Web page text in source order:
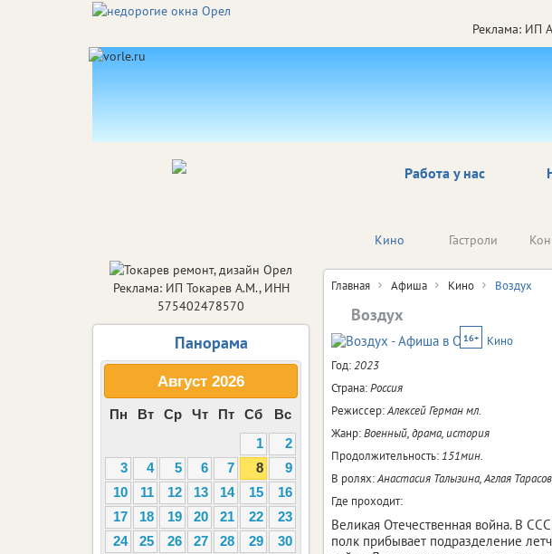
Реклама: ИП
Работа у нас
Кино Гастроли
Главная Афиша Кино Воздух
Воздух
16+
Кино
Год:2023
Страна:Россия
Режиссер:Алексей Герман мл.
Жанр:Военный, драма, история
Продолжительность: 151мин.
В ролях:Анастасия Талызина, Аглая
Где проходит:
Великая Отечественная война. В
полк прибывает подразделение
Реклама: ИП Токарев А.М., ИНН
575402478570
Панорама
Август 2026
Пн Вт Ср Чт Пт Сб
Вс
1
2
3
4 5 6 7 8
9
10
11 12 13 14 15
16
17
18 19 20 21 22
23
24
25 26 27 28 29
30